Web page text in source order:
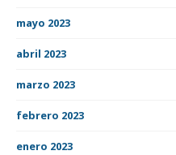
mayo 2023
abril 2023
marzo 2023
febrero 2023
enero 2023